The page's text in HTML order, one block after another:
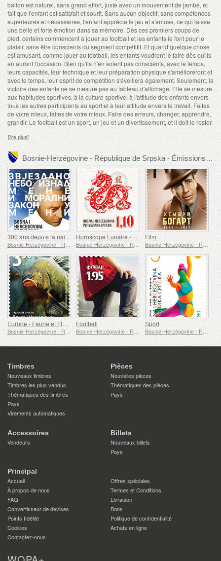
ballon est naturel, sans grand effort, juste avec un mouvement de jambe, et
fait que l'enfant est satisfait et sourit. Sans aucun objectif, sans compétences
supérieures et nécessaires, l'enfant apprécie le jeu et s'amuse, ce qui laisse
une belle et forte émotion dans sa mémoire. Dès ces premiers coups de
pied, certains commencent à jouer au football et les enfants le font pour le
plaisir, sans être conscients du segment compétitif. Et quand quelque chose
est amusant, comme jouer au football, les enfants voudront le faire dès qu'ils
en auront l'occasion. Bien qu'ils n'en soient pas conscients, avec le temps,
leurs capacités, leur technique et leur préparation physique s'amélioreront et
avec le temps, leur esprit de compétition s'éveillera également. Seulement, la
victoire des enfants ne se mesure pas au tableau d'affichage. Elle se mesure
aux habitudes sportives, à la culture sportive, à l'attitude des enfants envers
tous les autres participants au sport et à leur attitude envers le travail. Faites
de votre mieux, faites de votre mieux. Faire des erreurs, changer, apprendre,
grandir. Le football est un sport, un jeu et un divertissement, et il doit le rester.
[lire plus]
Bosnie-Herzégovine - République de Srpska - Émissions de timbre recommandées
300 ans depuis la naissance d'Emmanuel Kant Horoscope Lunaire - Année du Dragon Film
Europe - Faune et Flore Sous-Marines
Bosnie-Herzégovine - République de Srpska
Football Sport
Timbres
Nouveaux timbres
Timbres les plus vendus
Thématiques des timbres
Pays
Virements automatiques
Pièces
Nouvelles pièces
Thématiques des pièces
Pays
Accessoires
Vendeurs
Billets
Nouveaux billets
Pays
Principal
Accueil
Offres spéciales
À propos de nous
Termes et Conditions
FAQ
Livraison
Convertisseur de devises
Bons
Points fidélité
Politique de confidentialité
Cookies
Achats en ligne
Contactez-nous